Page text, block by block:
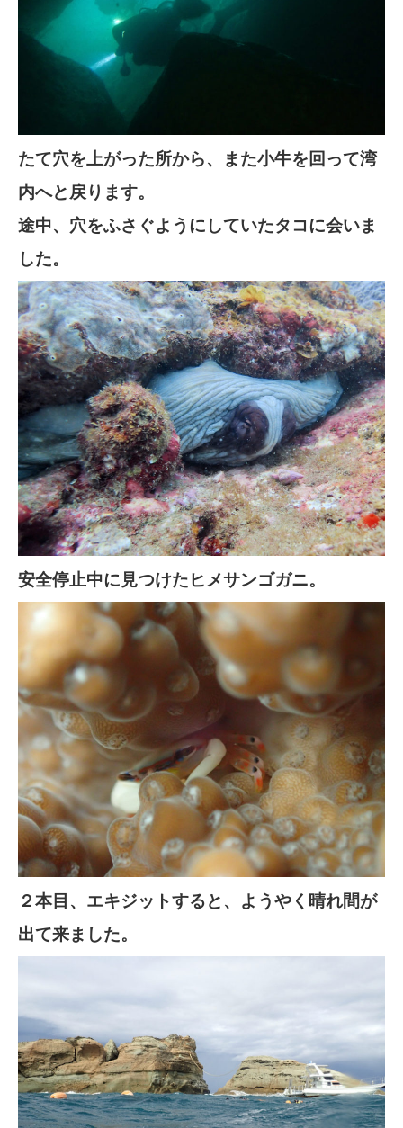
たて穴を上がった所から、また小牛を回って湾
内へと戻ります。
途中、穴をふさぐようにしていたタコに会いま
した。
安全停止中に見つけたヒメサンゴガニ。
２本目、エキジットすると、ようやく晴れ間が
出て来ました。